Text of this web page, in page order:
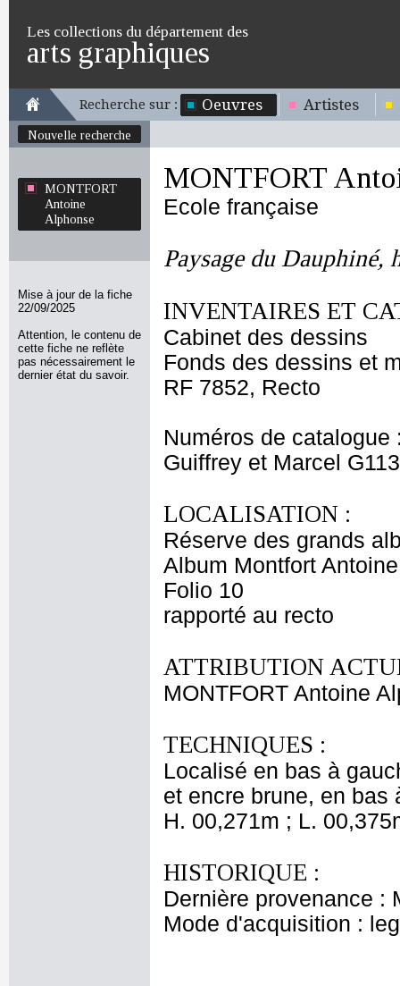
Les collections du département des
arts graphiques
Recherche sur : Oeuvres Artistes
Nouvelle recherche
MONTFORT
Antoine
Alphonse
Mise à jour de la fiche
22/09/2025
Attention, le contenu de
cette fiche ne reflète
pas nécessairement le
dernier état du savoir.
MONTFORT
Ecole française
Paysage du Dauphiné,
INVENTAIRES ET
Cabinet des dessins
Fonds des dessins et
RF 7852, Recto
Numéros de catalogue
Guiffrey et Marcel
LOCALISATION :
Réserve des grands
Album Montfort
Folio 10
rapporté au recto
ATTRIBUTION
MONTFORT Antoine
TECHNIQUES :
Localisé en bas à
et encre brune, en bas
H. 00,271m ; L.
HISTORIQUE :
Dernière provenance :
Mode d'acquisition :